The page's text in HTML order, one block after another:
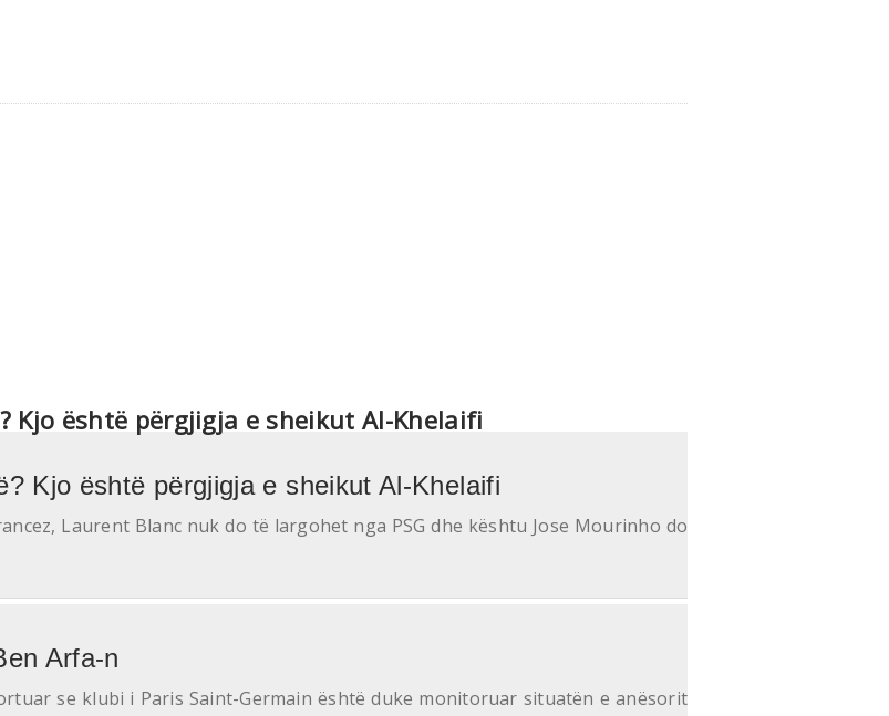
Kjo është përgjigja e sheikut Al-Khelaifi
Kjo është përgjigja e sheikut Al-Khelaifi
Laurent Blanc nuk do të largohet nga PSG dhe kështu Jose Mourinho do
Arfa-n
se klubi i Paris Saint-Germain është duke monitoruar situatën e anësorit